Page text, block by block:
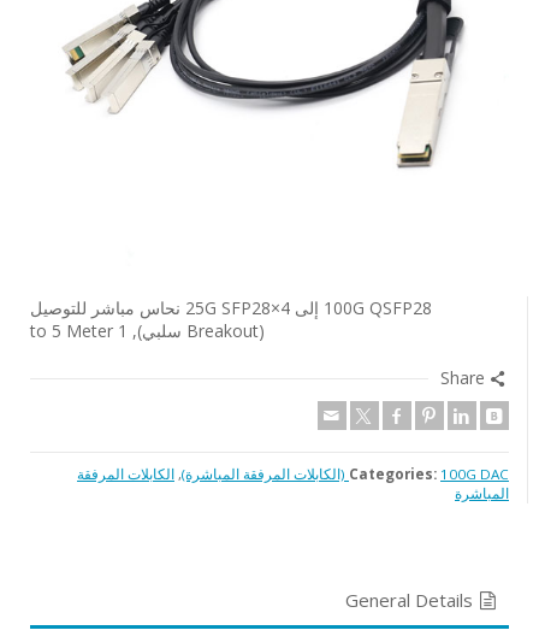
100G QSFP28 إلى 4×25G SFP28 نحاس مباشر للتوصيل
(Breakout سلبي), 1 to 5 Meter
Share
Categories: 100G DAC (الكابلات المرفقة المباشرة) , الكابلات المرفقة
المباشرة
General Details